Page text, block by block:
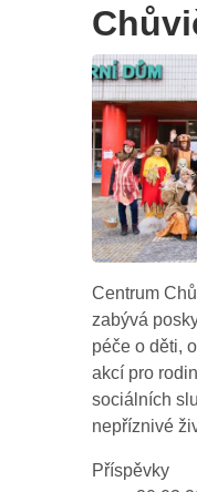
Centrum
zabývá
péče o děti,
akcí pro
sociálních
nepříznivé
Příspěvky